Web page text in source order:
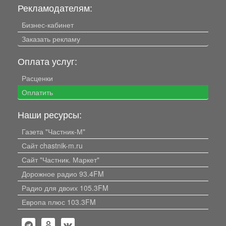
Рекламодателям:
Бизнес-кабинет
Заказать рекламу
Оплата услуг:
Расценки
Оплатить
Наши ресурсы:
Газета "Частник-М"
Сайт chastnik-m.ru
Сайт "Частник. Маркет"
Дорожное радио 93.4FM
Радио для двоих 105.3FM
Европа плюс 103.3FM